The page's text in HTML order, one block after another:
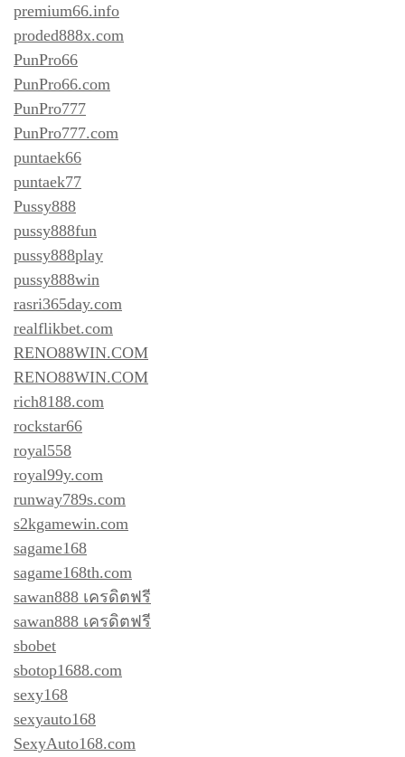
premium66.info
proded888x.com
PunPro66
PunPro66.com
PunPro777
PunPro777.com
puntaek66
puntaek77
Pussy888
pussy888fun
pussy888play
pussy888win
rasri365day.com
realflikbet.com
RENO88WIN.COM
RENO88WIN.COM
rich8188.com
rockstar66
royal558
royal99y.com
runway789s.com
s2kgamewin.com
sagame168
sagame168th.com
sawan888 เครดิตฟรี
sawan888 เครดิตฟรี
sbobet
sbotop1688.com
sexy168
sexyauto168
SexyAuto168.com